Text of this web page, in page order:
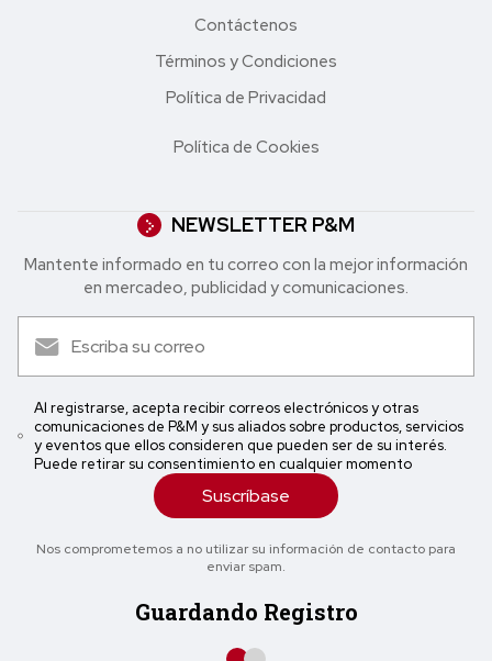
Contáctenos
Términos y Condiciones
Política de Privacidad
Política de Cookies
NEWSLETTER P&M
Mantente informado en tu correo con la mejor in formación
en mercadeo, publicidad y comunicaciones.
Al registrarse, acepta recibir correos electrónicos y otras
comunicaciones de P&M y sus aliados sobre productos, servicios
y eventos que ellos consideren que pueden ser de su interés.
Puede retirar su consentimiento en cualquier momento
Suscríbase
Nos comprometemos a no utilizar su información de contacto para
enviar spam.
Guardando Registro